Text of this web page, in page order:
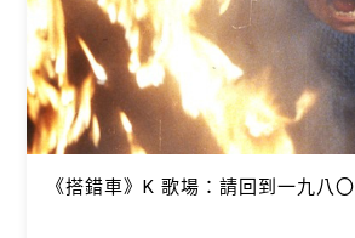
《搭錯車》K 歌場：請回到一九八〇